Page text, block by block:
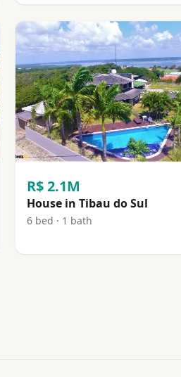
R$ 2.1M
House in Tibau do Sul
6 bed · 1 bath